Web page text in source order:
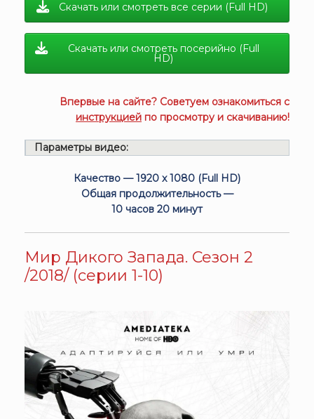
Скачать или смотреть все серии (Full HD)
Скачать или смотреть посерийно (Full
HD)
Впервые на сайте? Советуем ознакомиться с
инструкцией по просмотру и скачиванию!
Параметры видео:
Качество — 1920 x 1080 (Full HD)
Общая продолжительность —
10 часов 20 минут
Мир Дикого Запада. Сезон 2
/2018/ (серии 1-10)